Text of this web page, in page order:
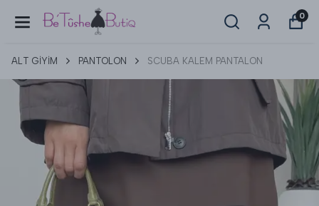
0
ALT GİYİM PANTOLON SCUBA KALEM PANTALON